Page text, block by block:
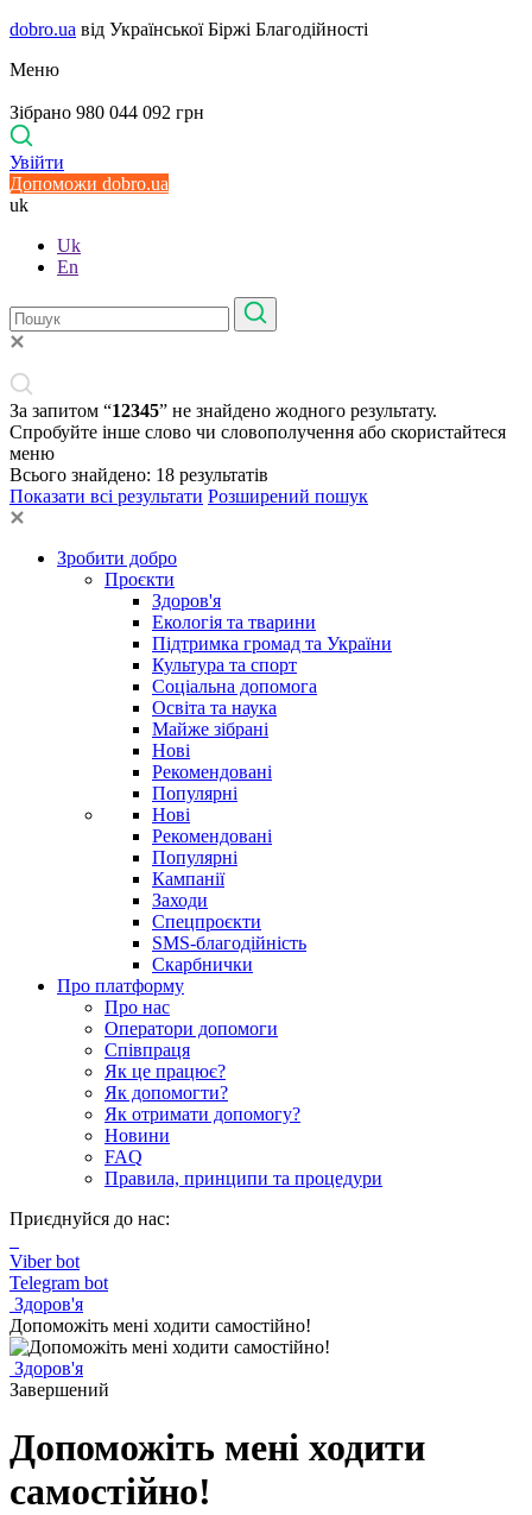
dobro.ua від Української Біржі Благодійності
Меню
Зібрано 980 044 092 грн
Увійти
Допоможи dobro.ua
uk
Uk
En
За запитом “12345” не знайдено жодного результату.
Спробуйте інше слово чи словополучення або скористайтеся
меню
Всього знайдено: 18 результатів
Показати всі результати Розширений пошук
Зробити добро
Проєкти
Здоров'я
Екологія та тварини
Підтримка громад та України
Культура та спорт
Соціальна допомога
Освіта та наука
Майже зібрані
Нові
Рекомендовані
Популярні
Нові
Рекомендовані
Популярні
Кампанії
Заходи
Спецпроєкти
SMS-благодійність
Скарбнички
Про платформу
Про нас
Оператори допомоги
Співпраця
Як це працює?
Як допомогти?
Як отримати допомогу?
Новини
FAQ
Правила, принципи та процедури
Приєднуйся до нас:
Viber bot
Telegram bot
Здоров'я
Допоможіть мені ходити самостійно!
Здоров'я
Завершений
Допоможіть мені ходити
самостійно!